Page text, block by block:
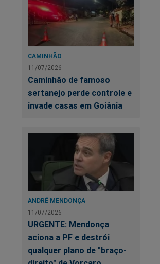
CAMINHÃO
11/07/2026
Caminhão de famoso
sertanejo perde controle e
invade casas em Goiânia
ANDRÉ MENDONÇA
11/07/2026
URGENTE: Mendonça
aciona a PF e destrói
qualquer plano de "braço-